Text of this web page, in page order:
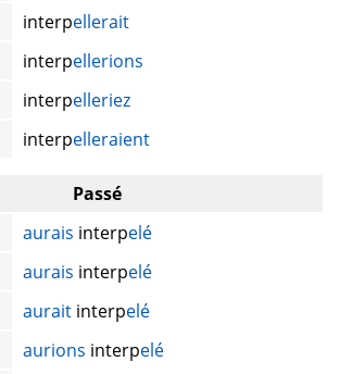
interpellerait
interpellerions
interpelleriez
interpelleraient
Passé
aurais interpelé
aurais interpelé
aurait interpelé
aurions interpelé